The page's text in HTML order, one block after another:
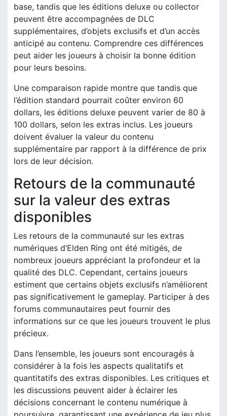
base, tandis que les éditions deluxe ou collector
peuvent être accompagnées de DLC
supplémentaires, d’objets exclusifs et d’un accès
anticipé au contenu. Comprendre ces différences
peut aider les joueurs à choisir la bonne édition
pour leurs besoins.
Une comparaison rapide montre que tandis que
l’édition standard pourrait coûter environ 60
dollars, les éditions deluxe peuvent varier de 80 à
100 dollars, selon les extras inclus. Les joueurs
doivent évaluer la valeur du contenu
supplémentaire par rapport à la différence de prix
lors de leur décision.
Retours de la communauté
sur la valeur des extras
disponibles
Les retours de la communauté sur les extras
numériques d’Elden Ring ont été mitigés, de
nombreux joueurs appréciant la profondeur et la
qualité des DLC. Cependant, certains joueurs
estiment que certains objets exclusifs n’améliorent
pas significativement le gameplay. Participer à des
forums communautaires peut fournir des
informations sur ce que les joueurs trouvent le plus
précieux.
Dans l’ensemble, les joueurs sont encouragés à
considérer à la fois les aspects qualitatifs et
quantitatifs des extras disponibles. Les critiques et
les discussions peuvent aider à éclairer les
décisions concernant le contenu numérique à